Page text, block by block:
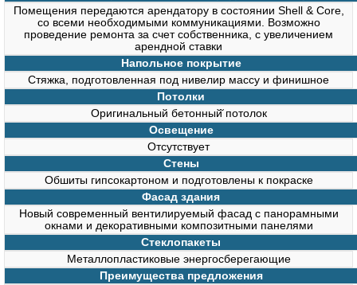
Помещения передаются арендатору в состоянии Shell & Core,
со всеми необходимыми коммуникациями. Возможно
проведение ремонта за счет собственника, с увеличением
арендной ставки
Напольное покрытие
Стяжка, подготовленная под нивелир массу и финишное
Потолки
Оригинальный бетонный̆ потолок
Освещение
Отсутствует
Стены
Обшиты гипсокартоном и подготовлены к покраске
Фасад здания
Новый современный вентилируемый фасад с панорамными
окнами и декоративными композитными панелями
Стеклопакеты
Металлопластиковые энергосберегающие
Преимущества предложения